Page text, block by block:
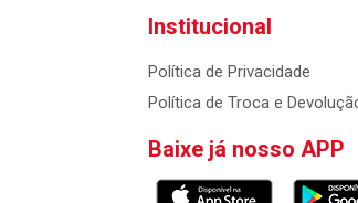
Institucional
Política de Privacidade
Política de Troca e
Baixe já nosso APP